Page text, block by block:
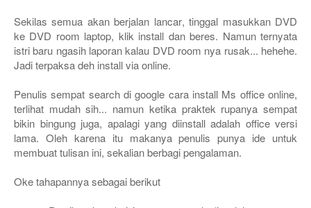
Sekilas semua akan berjalan lancar, tinggal masukkan DVD
ke DVD room laptop, klik install dan beres. Namun ternyata
istri baru ngasih laporan kalau DVD room nya rusak... hehehe.
Jadi terpaksa deh install via online.
Penulis sempat search di google cara install Ms office online,
terlihat mudah sih... namun ketika praktek rupanya sempat
bikin bingung juga, apalagi yang diinstall adalah office versi
lama. Oleh karena itu makanya penulis punya ide untuk
membuat tulisan ini, sekalian berbagi pengalaman.
Oke tahapannya sebagai berikut